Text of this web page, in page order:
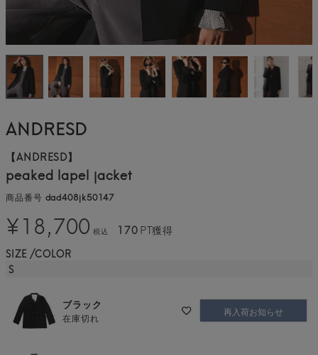
ANDRESD
【ANDRESD】
peaked lapel jacket
商品番号 dad408jk50147
¥18,700 税込 170PT獲得
SIZE
COLOR
S
ブラック
在庫切れ 再入荷お知らせ